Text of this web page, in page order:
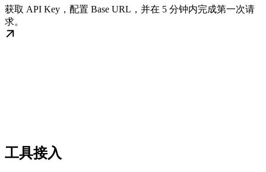
获取 API Key，配置 Base URL，并在 5 分钟内完成第一次请
求。
工具接入